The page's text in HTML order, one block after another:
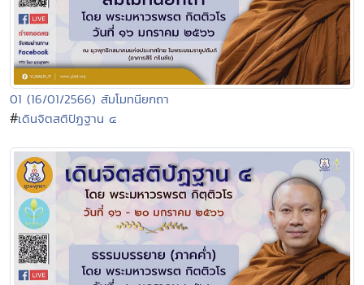
01 (16/01/2566) สัมโมทนียกถา
#เดินจิตสติปัฏฐาน ๔